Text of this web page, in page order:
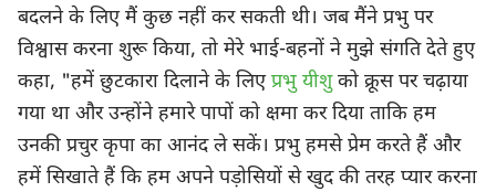
बदलने के लिए मैं कुछ नहीं कर सकती थी। जब मैंने प्रभु पर
विश्वास करना शुरू किया, तो मेरे भाई-बहनों ने मुझे संगति देते हुए
कहा, "हमें छुटकारा दिलाने के लिएप्रभु यीशुको क्रूस पर चढ़ाया
गया था और उन्होंने हमारे पापों को क्षमा कर दिया ताकि हम
उनकी प्रचुर कृपा का आनंद ले सकें। प्रभु हमसे प्रेम करते हैं और
हमें सिखाते हैं कि हम अपने पड़ोसियों से खुद की तरह प्यार करना